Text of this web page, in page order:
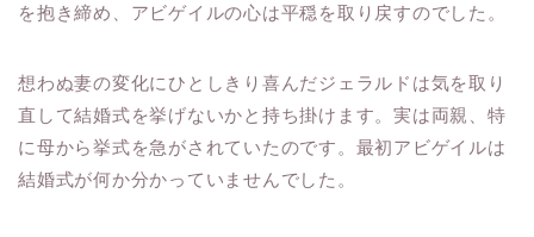
を抱き締め、アビゲイルの心は平穏を取り戻すのでした。
想わぬ妻の変化にひとしきり喜んだジェラルドは気を取り
直して結婚式を挙げないかと持ち掛けます。実は両親、特
に母から挙式を急がされていたのです。最初アビゲイルは
結婚式が何か分かっていませんでした。